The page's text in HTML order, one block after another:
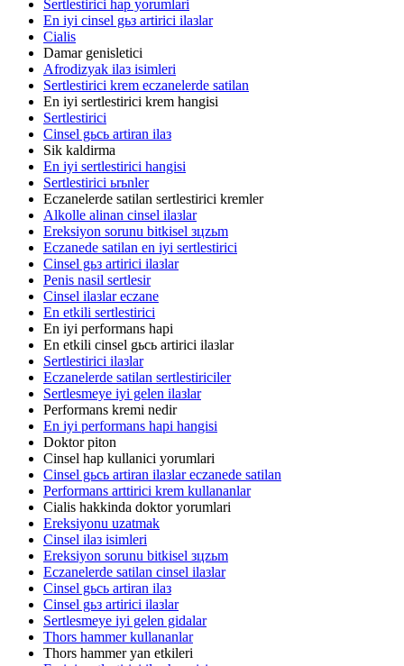
Sertlestirici hap yorumlari
En iyi cinsel gьз artirici ilaзlar
Cialis
Damar genisletici
Afrodizyak ilaз isimleri
Sertlestirici krem eczanelerde satilan
En iyi sertlestirici krem hangisi
Sertlestirici
Cinsel gьcь artiran ilaз
Sik kaldirma
En iyi sertlestirici hangisi
Sertlestirici ьrьnler
Eczanelerde satilan sertlestirici kremler
Alkolle alinan cinsel ilaзlar
Ereksiyon sorunu bitkisel зцzьm
Eczanede satilan en iyi sertlestirici
Cinsel gьз artirici ilaзlar
Penis nasil sertlesir
Cinsel ilaзlar eczane
En etkili sertlestirici
En iyi performans hapi
En etkili cinsel gьcь artirici ilaзlar
Sertlestirici ilaзlar
Eczanelerde satilan sertlestiriciler
Sertlesmeye iyi gelen ilaзlar
Performans kremi nedir
En iyi performans hapi hangisi
Doktor piton
Cinsel hap kullanici yorumlari
Cinsel gьcь artiran ilaзlar eczanede satilan
Performans arttirici krem kullananlar
Cialis hakkinda doktor yorumlari
Ereksiyonu uzatmak
Cinsel ilaз isimleri
Ereksiyon sorunu bitkisel зцzьm
Eczanelerde satilan cinsel ilaзlar
Cinsel gьcь artiran ilaз
Cinsel gьз artirici ilaзlar
Sertlesmeye iyi gelen gidalar
Thors hammer kullananlar
Thors hammer yan etkileri